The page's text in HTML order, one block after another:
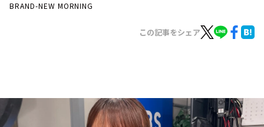
お知らせ
イベント・グッズ
BRAND-NEW MORNING
この記事をシェア